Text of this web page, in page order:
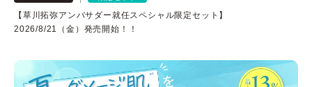
スペシャルコンテンツ
【草川拓弥アンバサダー就任スペシャル限定セット】
2026/8/21（金）発売開始！！